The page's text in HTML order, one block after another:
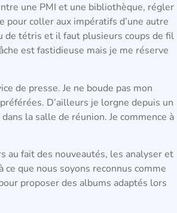
une PMI et une bibliothèque, régler
pour coller aux impératifs d’une autre
de tétris et il faut plusieurs coups de fil
est fastidieuse mais je me réserve
de presse. Je ne boude pas mon
D’ailleurs je lorgne depuis un
la salle de réunion. Je commence à
au fait des nouveautés, les analyser et
que nous soyons reconnus comme
proposer des albums adaptés lors